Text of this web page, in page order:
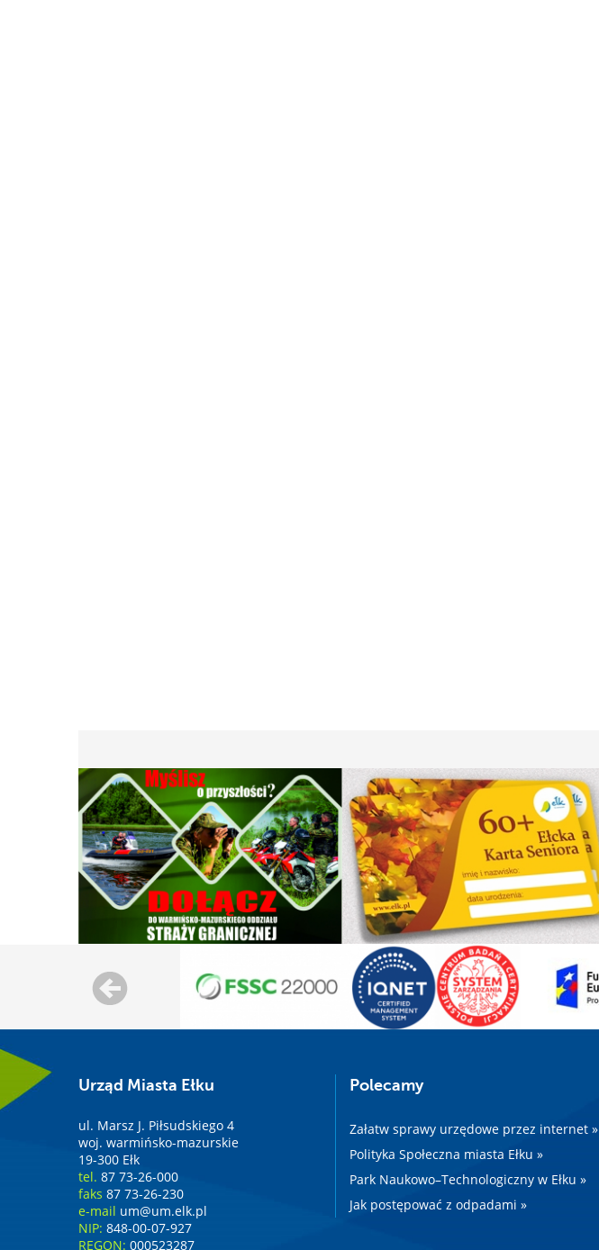
Urząd Miasta Ełku
ul. Marsz J. Piłsudskiego 4
woj. warmińsko-mazurskie
19-300 Ełk
tel. 87 73-26-000
faks 87 73-26-230
e-mail um@um.elk.pl
NIP: 848-00-07-927
REGON: 000523287
Polecamy
Załatw sprawy urzędowe przez internet »
Polityka Społeczna miasta Ełku »
Park Naukowo–Technologiczny w Ełku »
Jak postępować z odpadami »